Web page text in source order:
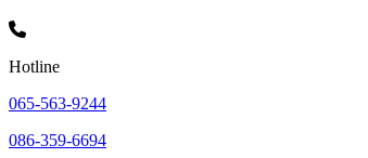
Hotline
065-563-9244
086-359-6694